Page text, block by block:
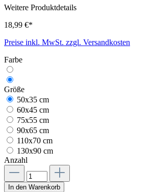
Weitere Produktdetails
18,99 €*
Preise inkl. MwSt. zzgl. Versandkosten
Farbe
Größe
50x35 cm
60x45 cm
75x55 cm
90x65 cm
110x70 cm
130x90 cm
Anzahl
In den Warenkorb